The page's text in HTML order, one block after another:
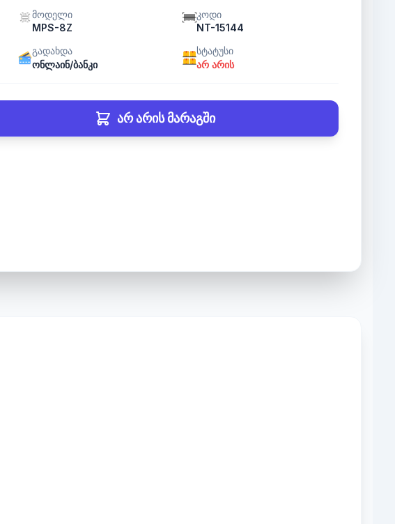
მოდელი
MPS-8Z
კოდი
NT-15144
გადახდა
ონლაინ/ბანკი
სტატუსი
არ არის
არ არის მარაგში